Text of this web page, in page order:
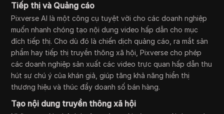
Tiếp thị và Quảng cáo
Pixverse AI là một công cụ tuyệt vời cho các doanh nghiệp
muốn nhanh chóng tạo nội dung video hấp dẫn cho mục
đích tiếp thị. Cho dù đó là chiến dịch quảng cáo, ra mắt sản
phẩm hay tiếp thị truyền thông xã hội, Pixverse cho phép
các doanh nghiệp sản xuất các video trực quan hấp dẫn thu
hút sự chú ý của khán giả, giúp tăng khả năng hiển thị
thương hiệu và thúc đẩy doanh số bán hàng.
Tạo nội dung truyền thông xã hội